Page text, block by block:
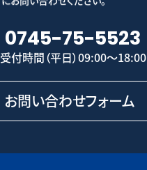
0745-75-5523
受付時間（平日）09:00～18:00
お問い合わせフォーム